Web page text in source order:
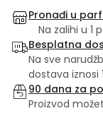
Pronađi u
Na zalihi u 1
Besplatna
Na sve
dostava iznosi
90 dana za
Proizvod